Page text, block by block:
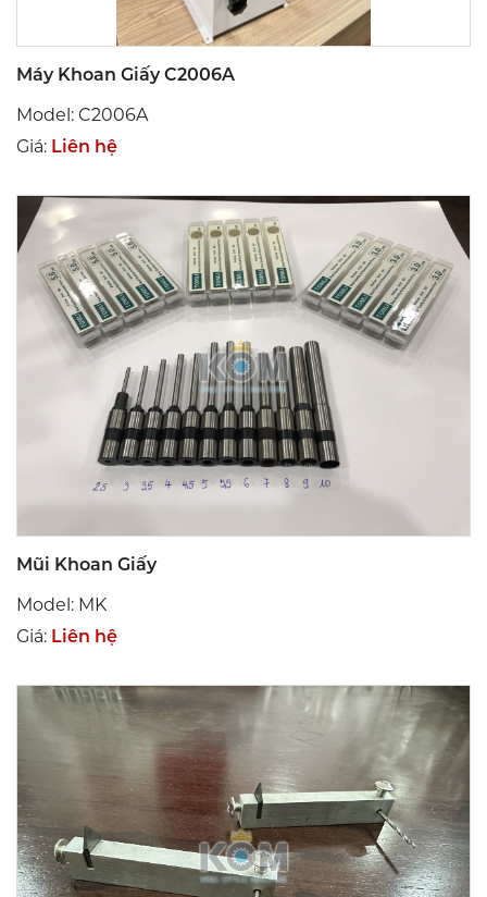
Máy Khoan Giấy C2006A
Model: C2006A
Giá: Liên hệ
Mũi Khoan Giấy
Model: MK
Giá: Liên hệ